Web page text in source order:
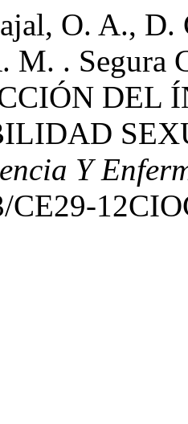
O. A., D.
M. . Segura
DEL
Y
CE29-